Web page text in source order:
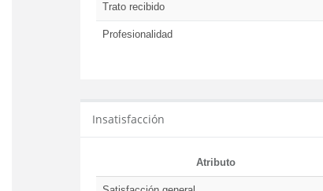
Trato recibido
Profesionalidad
Insatisfacción
Atributo